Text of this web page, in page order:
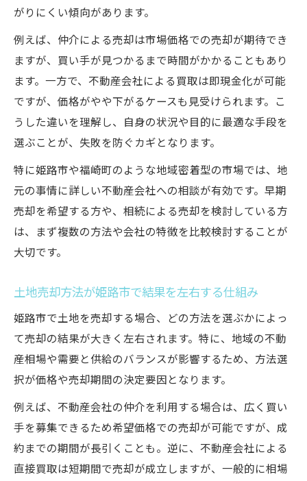
がりにくい傾向があります。
例えば、仲介による売却は市場価格での売却が期待でき
ますが、買い手が見つかるまで時間がかかることもあり
ます。一方で、不動産会社による買取は即現金化が可能
ですが、価格がやや下がるケースも見受けられます。こ
うした違いを理解し、自身の状況や目的に最適な手段を
選ぶことが、失敗を防ぐカギとなります。
特に姫路市や福崎町のような地域密着型の市場では、地
元の事情に詳しい不動産会社への相談が有効です。早期
売却を希望する方や、相続による売却を検討している方
は、まず複数の方法や会社の特徴を比較検討することが
大切です。
土地売却方法が姫路市で結果を左右する仕組み
姫路市で土地を売却する場合、どの方法を選ぶかによっ
て売却の結果が大きく左右されます。特に、地域の不動
産相場や需要と供給のバランスが影響するため、方法選
択が価格や売却期間の決定要因となります。
例えば、不動産会社の仲介を利用する場合は、広く買い
手を募集できるため希望価格での売却が可能ですが、成
約までの期間が長引くことも。逆に、不動産会社による
直接買取は短期間で売却が成立しますが、一般的に相場